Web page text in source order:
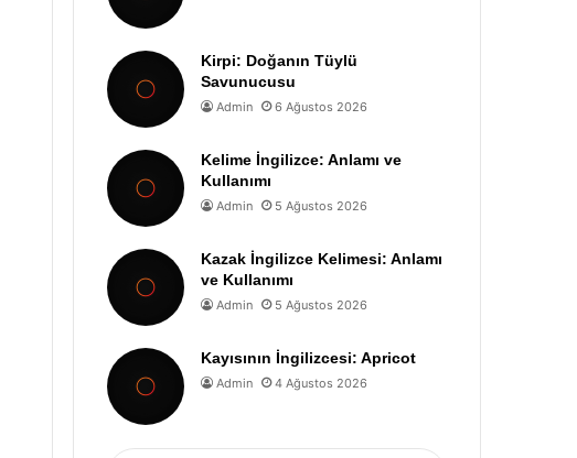
Kirpi: Doğanın Tüylü
Savunucusu
Admin 6 Ağustos 2026
Kelime İngilizce: Anlamı ve
Kullanımı
Admin 5 Ağustos 2026
Kazak İngilizce Kelimesi: Anlamı
ve Kullanımı
Admin 5 Ağustos 2026
Kayısının İngilizcesi: Apricot
Admin 4 Ağustos 2026